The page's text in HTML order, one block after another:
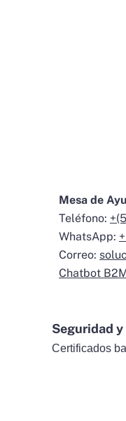
Mesa de
Teléfono:
WhatsApp:
Correo:
Chatbot
Seguridad
Certificados